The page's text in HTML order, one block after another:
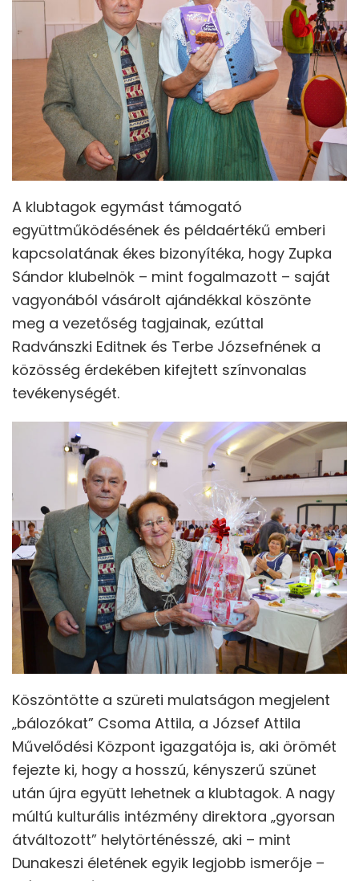
A klubtagok egymást támogató
együttműködésének és példaértékű emberi
kapcsolatának ékes bizonyítéka, hogy Zupka
Sándor klubelnök – mint fogalmazott – saját
vagyonából vásárolt ajándékkal köszönte
meg a vezetőség tagjainak, ezúttal
Radvánszki Editnek és Terbe Józsefnének a
közösség érdekében kifejtett színvonalas
tevékenységét.
Köszöntötte a szüreti mulatságon megjelent
„bálozókat” Csoma Attila, a József Attila
Művelődési Központ igazgatója is, aki örömét
fejezte ki, hogy a hosszú, kényszerű szünet
után újra együtt lehetnek a klubtagok. A nagy
múltú kulturális intézmény direktora „gyorsan
átváltozott” helytörténésszé, aki – mint
Dunakeszi életének egyik legjobb ismerője –